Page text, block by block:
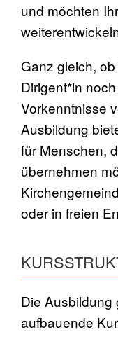
und möchten
Ganz gleich,
Dirigent*in
Vorkenntnisse
Ausbildung
für Menschen,
übernehmen
oder in freien
Die Ausbildung
aufbauende